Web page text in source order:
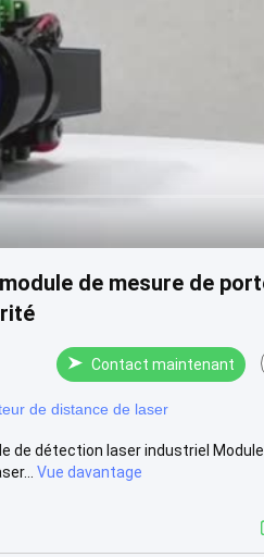
de mesure de
Contact maintenant
de distance de laser
de détection laser industriel
Vue davantage